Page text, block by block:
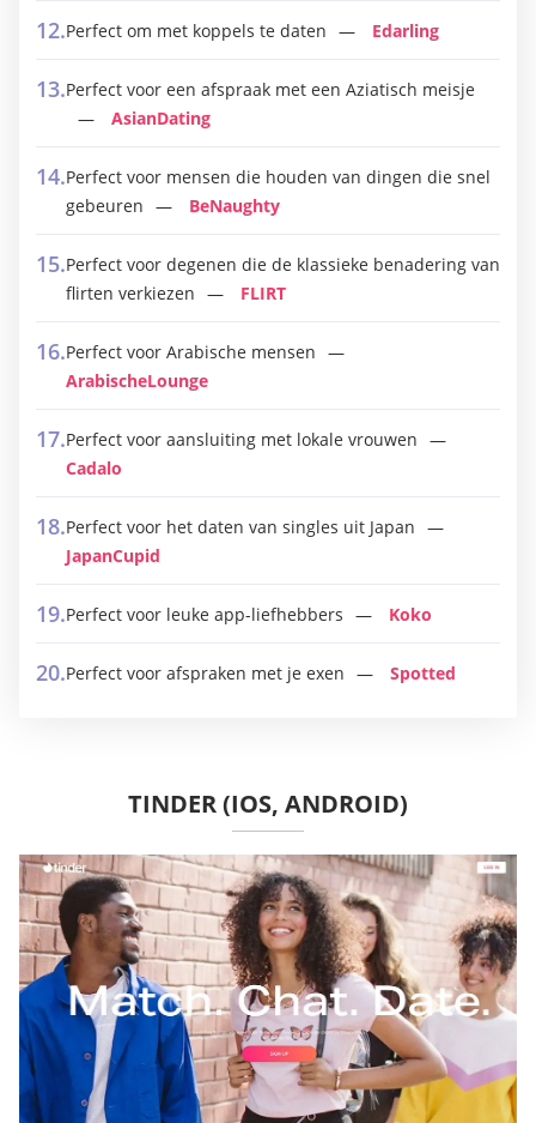
Perfect om met koppels te daten Edarling
Perfect voor een afspraak met een Aziatisch meisje
AsianDating
Perfect voor mensen die houden van dingen die snel
gebeuren
BeNaughty
Perfect voor degenen die de klassieke benadering van
flirten verkiezen
FLIRT
Perfect voor Arabische mensen
ArabischeLounge
Perfect voor aansluiting met lokale vrouwen
Cadalo
Perfect voor het daten van singles uit Japan
JapanCupid
Perfect voor leuke app-liefhebbers Koko
Perfect voor afspraken met je exen Spotted
TINDER (IOS, ANDROID)